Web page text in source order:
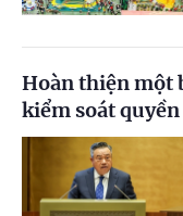
Hoàn thiện một
kiểm soát